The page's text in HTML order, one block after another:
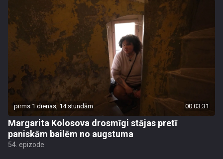
pirms 1 dienas, 14 stundām 00:03:31
Margarita Kolosova drosmīgi stājas pretī
paniskām bailēm no augstuma
54. epizode